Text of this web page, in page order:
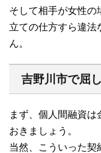
そして相手が女性の
立ての仕方すら違法
ん。
吉野川市で屈
まず、個人間融資
おきましょう。
当然、こういった契